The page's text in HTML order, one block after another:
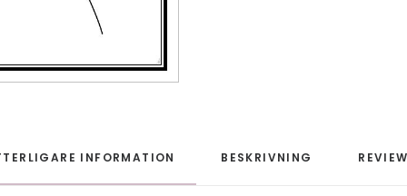
INFORMATION BESKRIVNING